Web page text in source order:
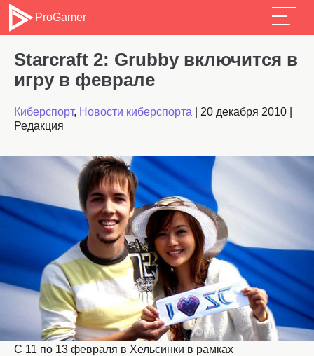
ProGamer
Starcraft 2: Grubby включится в
игру в феврале
Киберспорт, Новости киберспорта 20 декабря 2010
Редакция
С 11 по 13 февраля в Хельсинки в рамках